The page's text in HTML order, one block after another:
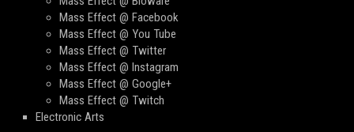
Mass Effect @ Facebook
Mass Effect @ You Tube
Mass Effect @ Twitter
Mass Effect @ Instagram
Mass Effect @ Google+
Mass Effect @ Twitch
Electronic Arts